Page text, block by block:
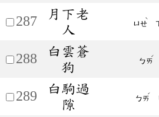
287
月下老
人
ㄩㄝ
ˋ
288
白雲蒼
狗
ㄅㄞ
ˊ
289
白駒過
隙
ㄅㄞ
ˊ